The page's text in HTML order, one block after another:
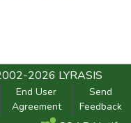
2026 LYRASIS
End User
Agreement
Send
Feedback